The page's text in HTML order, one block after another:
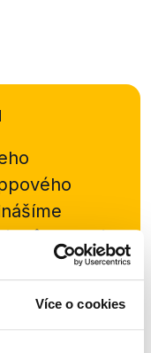
Více o cookies
a analýz.
tak
šíří.